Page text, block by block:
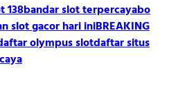
138bandar slot terpercayabo
slot gacor hari iniBREAKING
olympus slotdaftar situs